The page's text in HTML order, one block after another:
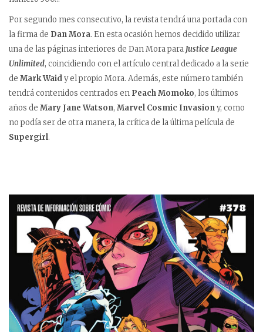
Por segundo mes consecutivo, la revista tendrá una portada con
la firma de Dan Mora. En esta ocasión hemos decidido utilizar
una de las páginas interiores de Dan Mora para Justice League
Unlimited, coincidiendo con el artículo central dedicado a la serie
de Mark Waidy el propio Mora. Además, este número también
tendrá contenidos centrados en Peach Momoko, los últimos
años de Mary Jane Watson, Marvel Cosmic Invasiony, como
no podía ser de otra manera, la crítica de la última película de
Supergirl.